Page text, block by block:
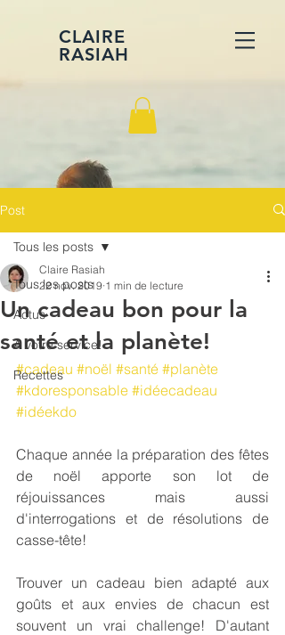
CLAIRE
RASIAH
Post
Tous les posts
Actus
A votre service!
Recettes
Tous les posts
Un cadeau bon pour la
santé et la planète!
Claire Rasiah
22 nov. 2019 1 min de lecture
#cadeau #noël #santé #planète
#kdoresponsable #idéecadeau
#idéekdo
Chaque année la préparation des fêtes
de noël apporte son lot de
réjouissances mais aussi
d'interrogations et de résolutions de
casse-tête!
Trouver un cadeau bien adapté aux
goûts et aux envies de chacun est
souvent un vrai challenge! D'autant